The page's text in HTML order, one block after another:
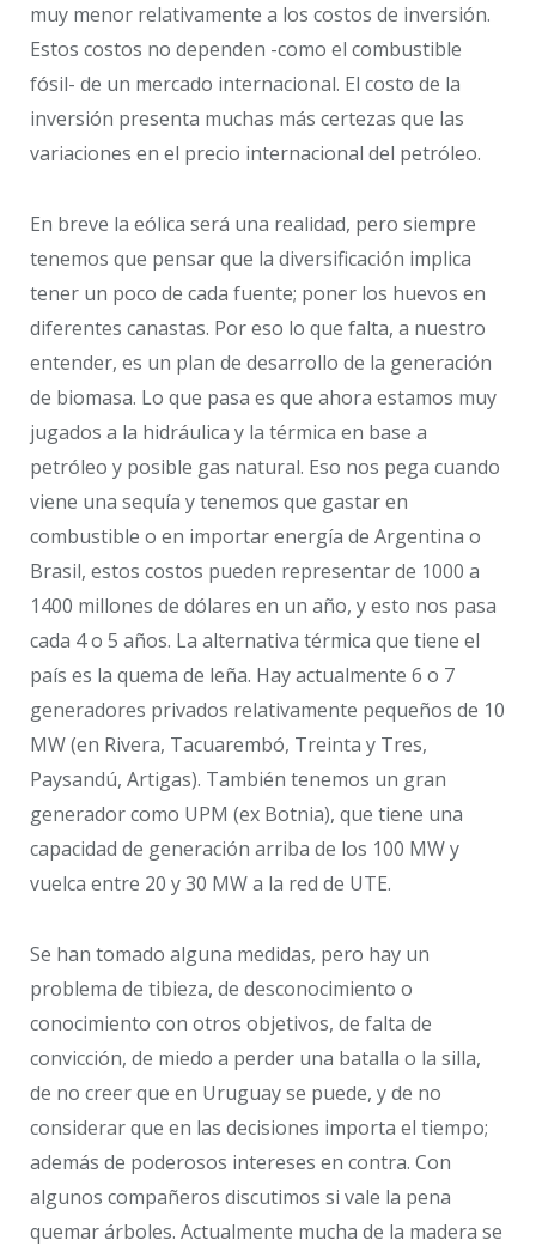
muy menor relativamente a los costos de inversión.
Estos costos no dependen -como el combustible
fósil- de un mercado internacional. El costo de la
inversión presenta muchas más certezas que las
variaciones en el precio internacional del petróleo.
En breve la eólica será una realidad, pero siempre
tenemos que pensar que la diversificación implica
tener un poco de cada fuente; poner los huevos en
diferentes canastas. Por eso lo que falta, a nuestro
entender, es un plan de desarrollo de la generación
de biomasa. Lo que pasa es que ahora estamos muy
jugados a la hidráulica y la térmica en base a
petróleo y posible gas natural. Eso nos pega cuando
viene una sequía y tenemos que gastar en
combustible o en importar energía de Argentina o
Brasil, estos costos pueden representar de 1000 a
1400 millones de dólares en un año, y esto nos pasa
cada 4 o 5 años. La alternativa térmica que tiene el
país es la quema de leña. Hay actualmente 6 o 7
generadores privados relativamente pequeños de 10
MW (en Rivera, Tacuarembó, Treinta y Tres,
Paysandú, Artigas). También tenemos un gran
generador como UPM (ex Botnia), que tiene una
capacidad de generación arriba de los 100 MW y
vuelca entre 20 y 30 MW a la red de UTE.
Se han tomado alguna medidas, pero hay un
problema de tibieza, de desconocimiento o
conocimiento con otros objetivos, de falta de
convicción, de miedo a perder una batalla o la silla,
de no creer que en Uruguay se puede, y de no
considerar que en las decisiones importa el tiempo;
además de poderosos intereses en contra. Con
algunos compañeros discutimos si vale la pena
quemar árboles. Actualmente mucha de la madera se